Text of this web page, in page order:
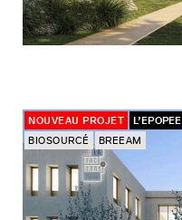
NOUVEAU PROJET L’EPOPEE
BIOSOURCÉ
BREEAM